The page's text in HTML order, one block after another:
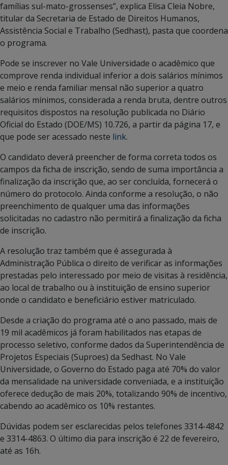
famílias sul-mato-grossenses”, explica Elisa Cleia Nobre,
titular da Secretaria de Estado de Direitos Humanos,
Assistência Social e Trabalho (Sedhast), pasta que coordena
o programa.
Pode se inscrever no Vale Universidade o acadêmico que
comprove renda individual inferior a dois salários mínimos
e meio e renda familiar mensal não superior a quatro
salários mínimos, considerada a renda bruta, dentre outros
requisitos dispostos na resolução publicada no Diário
Oficial do Estado (DOE/MS) 10.726, a partir da página 17, e
que pode ser acessado neste link.
O candidato deverá preencher de forma correta todos os
campos da ficha de inscrição, sendo de suma importância a
finalização da inscrição que, ao ser concluída, fornecerá o
número do protocolo. Ainda conforme a resolução, o não
preenchimento de qualquer uma das informações
solicitadas no cadastro não permitirá a finalização da ficha
de inscrição.
A resolução traz também que é assegurada à
Administração Pública o direito de verificar as informações
prestadas pelo interessado por meio de visitas à residência,
ao local de trabalho ou à instituição de ensino superior
onde o candidato e beneficiário estiver matriculado.
Desde a criação do programa até o ano passado, mais de
19 mil acadêmicos já foram habilitados nas etapas de
processo seletivo, conforme dados da Superintendência de
Projetos Especiais (Suproes) da Sedhast. No Vale
Universidade, o Governo do Estado paga até 70% do valor
da mensalidade na universidade conveniada, e a instituição
oferece dedução de mais 20%, totalizando 90% de incentivo,
cabendo ao acadêmico os 10% restantes.
Dúvidas podem ser esclarecidas pelos telefones 3314-4842
e 3314-4863. O último dia para inscrição é 22 de fevereiro,
até as 16h.